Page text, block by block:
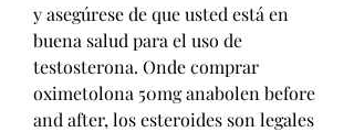
y asegúrese de que usted está en
buena salud para el uso de
testosterona. Onde comprar
oximetolona 50mg anabolen before
and after, los esteroides son legales